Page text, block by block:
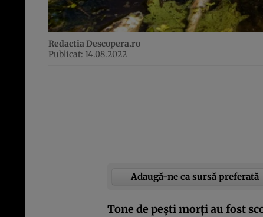
Redactia Descopera.ro
Publicat: 14.08.2022
Adaugă-ne ca sursă preferată
Tone de peşti morţi au fost